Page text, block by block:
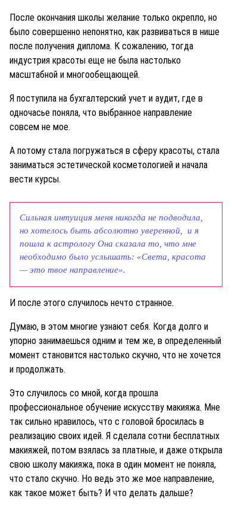
После окончания школы желание только окрепло, но
было совершенно непонятно, как развиваться в нише
после получения диплома. К сожалению, тогда
индустрия красоты еще не была настолько
масштабной и многообещающей.
Я поступила на бухгалтерский учет и аудит, где в
одночасье поняла, что выбранное направление
совсем не мое.
А потому стала погружаться в сферу красоты, стала
заниматься эстетической косметологией и начала
вести курсы.
Сильная интуиция меня никогда не подводила,
но хотелось быть абсолютно уверенной, и я
пошла к астрологу Она сказала то, что мне
необходимо было услышать: «Света, красота
— это твое направление».
И после этого случилось нечто странное.
Думаю, в этом многие узнают себя. Когда долго и
упорно занимаешься одним и тем же, в определенный
момент становится настолько скучно, что не хочется
и продолжать.
Это случилось со мной, когда прошла
профессиональное обучение искусству макияжа. Мне
так сильно нравилось, что с головой бросилась в
реализацию своих идей. Я сделала сотни бесплатных
макияжей, потом взялась за платные, и даже открыла
свою школу макияжа, пока в один момент не поняла,
что стало скучно. Но ведь это же мое направление,
как такое может быть? И что делать дальше?